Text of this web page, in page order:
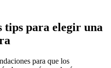
tips para elegir una
para que los